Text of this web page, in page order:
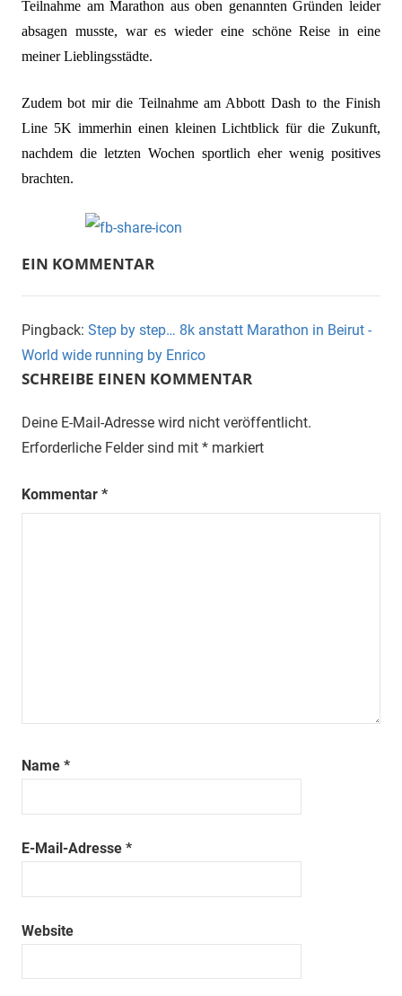
Teilnahme am Marathon aus oben genannten Gründen leider
absagen musste, war es wieder eine schöne Reise in eine
meiner Lieblingsstädte.
Zudem bot mir die Teilnahme am Abbott Dash to the Finish
Line 5K immerhin einen kleinen Lichtblick für die Zukunft,
nachdem die letzten Wochen sportlich eher wenig positives
brachten.
EIN KOMMENTAR
Pingback: Step by step… 8k anstatt Marathon in Beirut -
World wide running by Enrico
SCHREIBE EINEN KOMMENTAR
Deine E-Mail-Adresse wird nicht veröffentlicht.
Erforderliche Felder sind mit * markiert
Kommentar *
Name *
E-Mail-Adresse *
Website